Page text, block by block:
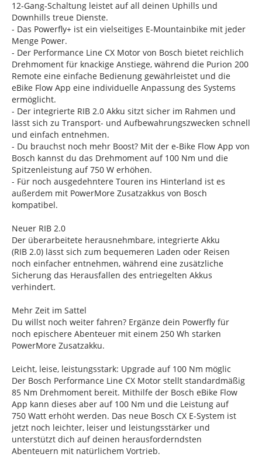
12-Gang-Schaltung leistet auf all deinen Uphills und
Downhills treue Dienste.
- Das Powerfly+ ist ein vielseitiges E-Mountainbike mit jeder
Menge Power.
- Der Performance Line CX Motor von Bosch bietet reichlich
Drehmoment für knackige Anstiege, während die Purion 200
Remote eine einfache Bedienung gewährleistet und die
eBike Flow App eine individuelle Anpassung des Systems
ermöglicht.
- Der integrierte RIB 2.0 Akku sitzt sicher im Rahmen und
lässt sich zu Transport- und Aufbewahrungszwecken schnell
und einfach entnehmen.
- Du brauchst noch mehr Boost? Mit der e-Bike Flow App von
Bosch kannst du das Drehmoment auf 100 Nm und die
Spitzenleistung auf 750 W erhöhen.
- Für noch ausgedehntere Touren ins Hinterland ist es
außerdem mit PowerMore Zusatzakkus von Bosch
kompatibel.
Neuer RIB 2.0
Der überarbeitete herausnehmbare, integrierte Akku
(RIB 2.0) lässt sich zum bequemeren Laden oder Reisen
noch einfacher entnehmen, während eine zusätzliche
Sicherung das Herausfallen des entriegelten Akkus
verhindert.
Mehr Zeit im Sattel
Du willst noch weiter fahren? Ergänze dein Powerfly für
noch epischere Abenteuer mit einem 250 Wh starken
PowerMore Zusatzakku.
Leicht, leise, leistungsstark: Upgrade auf 100 Nm möglic
Der Bosch Performance Line CX Motor stellt standardmäßig
85 Nm Drehmoment bereit. Mithilfe der Bosch eBike Flow
App kann dieses aber auf 100 Nm und die Leistung auf
750 Watt erhöht werden. Das neue Bosch CX E-System ist
jetzt noch leichter, leiser und leistungsstärker und
unterstützt dich auf deinen herausforderndsten
Abenteuern mit natürlichem Vortrieb.